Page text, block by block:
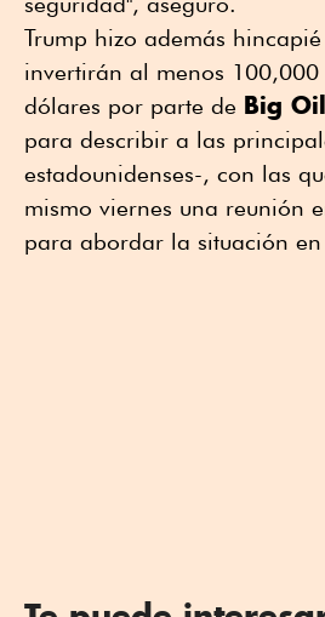
Trump hizo además hincapié
invertirán al menos 100,000
dólares por parte de Big Oil
para describir a las
estadounidenses-, con las
mismo viernes una reunión
para abordar la situación en